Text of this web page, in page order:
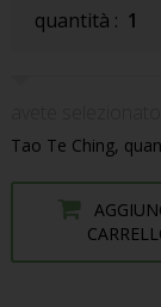
quantità : 1
Tao Te Ching,